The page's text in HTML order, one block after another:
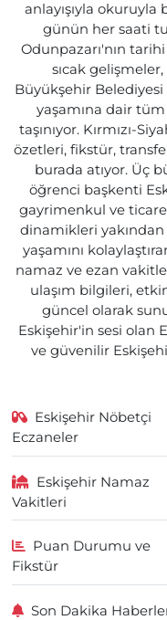
anlayışıyla okuruyla
günün her saati
Odunpazarı'nın
sıcak
Büyükşehir
yaşamına dair
taşınıyor. Kırmızı-
özetleri, fikstür,
burada atıyor. Üç
öğrenci başkenti
gayrimenkul ve
dinamikleri
yaşamını
namaz ve ezan
ulaşım bilgileri,
güncel olarak
Eskişehir'in sesi olan
ve güvenilir
Eskişehir Nöbetçi
Eczaneler
Eskişehir Namaz
Vakitleri
Puan Durumu ve
Fikstür
Son Dakika